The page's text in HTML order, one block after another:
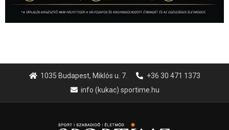
1035 Budapest, Miklós u. 7.
+36 30 471 1373
info (kukac) sportime.hu